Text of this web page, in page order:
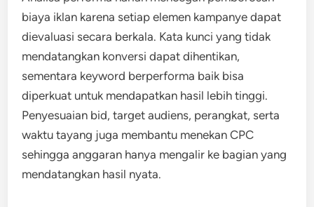
biaya iklan karena setiap elemen kampanye dapat
dievaluasi secara berkala. Kata kunci yang tidak
mendatangkan konversi dapat dihentikan,
sementara keyword berperforma baik bisa
diperkuat untuk mendapatkan hasil lebih tinggi.
Penyesuaian bid, target audiens, perangkat, serta
waktu tayang juga membantu menekan CPC
sehingga anggaran hanya mengalir ke bagian yang
mendatangkan hasil nyata.